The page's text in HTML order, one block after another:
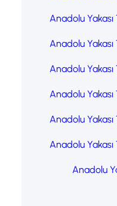
Anadolu Yakası
Anadolu
Anadolu
Anadolu
Anadolu
Anadolu
Anadolu